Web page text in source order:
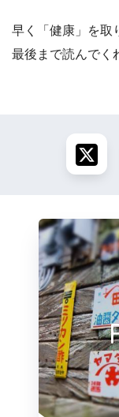
早く「健康」を取
最後まで読んでく